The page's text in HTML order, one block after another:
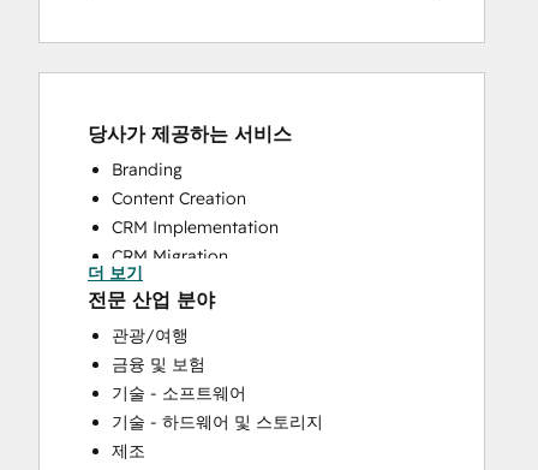
당사가 제공하는 서비스
Branding
Content Creation
CRM Implementation
CRM Migration
Custom API Integrations
Email Marketing
Full Inbound Marketing Services
Sales and Marketing Alignment
Sales Enablement
Search Engine Optimization
Website Design
더 보기
전문 산업 분야
관광/여행
금융 및 보험
기술 - 소프트웨어
기술 - 하드웨어 및 스토리지
제조